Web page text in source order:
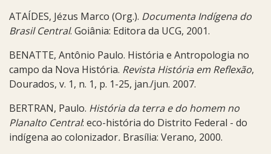
ATAÍDES, Jézus Marco (Org.). Documenta Indígena do
Brasil Central. Goiânia: Editora da UCG, 2001.
BENATTE, Antônio Paulo. História e Antropologia no
campo da Nova História. Revista História em Reflexão,
Dourados, v. 1, n. 1, p. 1-25, jan./jun. 2007.
BERTRAN, Paulo. História da terra e do homem no
Planalto Central: eco-história do Distrito Federal - do
indígena ao colonizador. Brasília: Verano, 2000.